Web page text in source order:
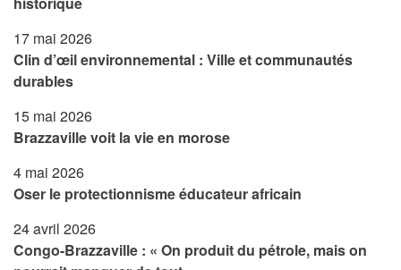
17 mai 2026
Clin d’œil environnemental : Ville et communautés
durables
15 mai 2026
Brazzaville voit la vie en morose
4 mai 2026
Oser le protectionnisme éducateur africain
24 avril 2026
Congo-Brazzaville : « On produit du pétrole, mais on